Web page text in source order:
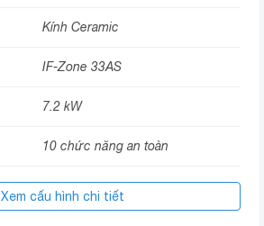
Kính Ceramic
IF-Zone 33AS
7.2 kW
10 chức năng an toàn
Có
Xem cấu hình chi tiết